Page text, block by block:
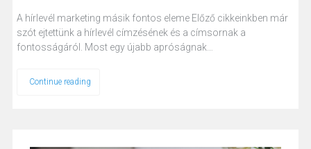
A hírlevél marketing másik fontos eleme Előző cikkeinkben már
szót ejtettünk a hírlevél címzésének és a címsornak a
fontosságáról. Most egy újabb apróságnak…
Continue reading